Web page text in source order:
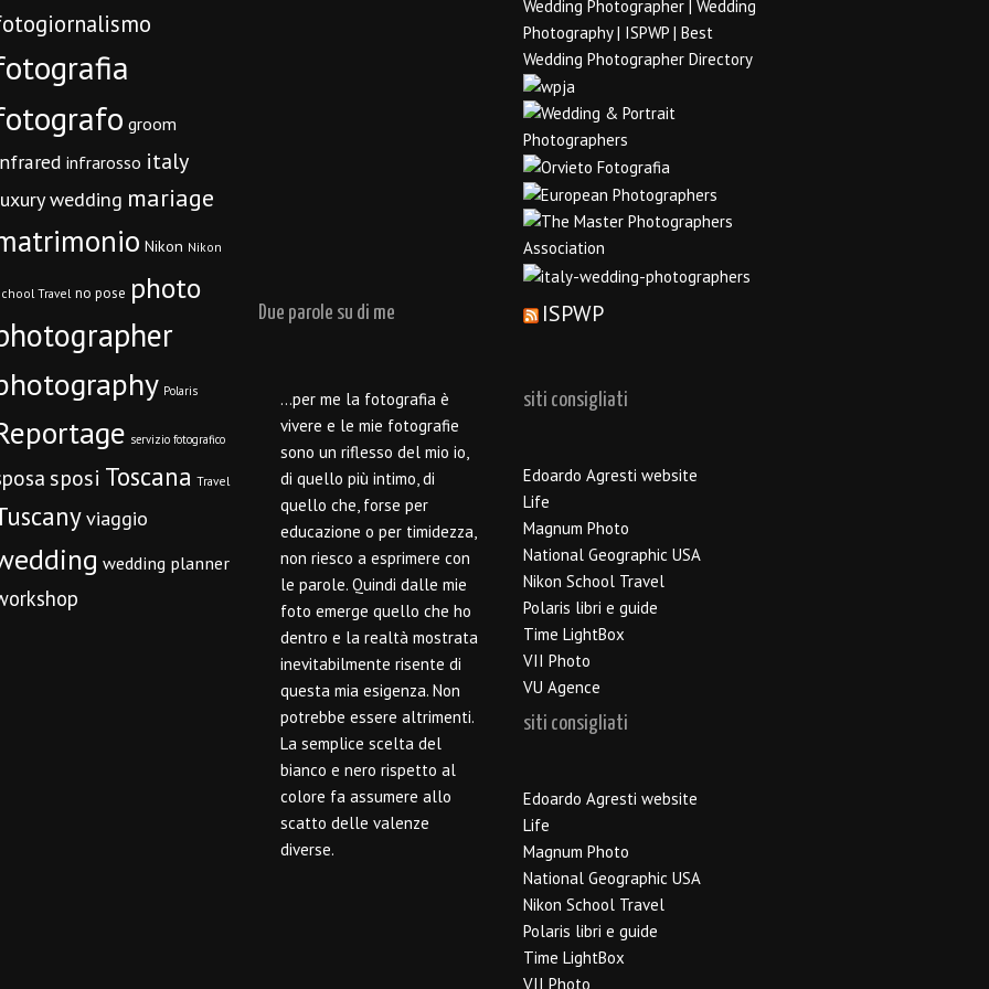
groom
infrarosso italy
wedding mariage
Nikon Nikon
Travel no pose photo
Polaris
servizio fotografico
sposi Toscana Travel
viaggio
wedding planner
Due parole su di me
…per me la fotografia è
vivere e le mie fotografie
sono un riflesso del mio io,
di quello più intimo, di
quello che, forse per
educazione o per timidezza,
non riesco a esprimere con
le parole. Quindi dalle mie
foto emerge quello che ho
dentro e la realtà mostrata
inevitabilmente risente di
questa mia esigenza. Non
potrebbe essere altrimenti.
La semplice scelta del
bianco e nero rispetto al
colore fa assumere allo
scatto delle valenze
diverse.
ISPWP
siti consigliati
Edoardo Agresti website
Life
Magnum Photo
National Geographic USA
Nikon School Travel
Polaris libri e guide
Time LightBox
VII Photo
VU Agence
siti consigliati
Edoardo Agresti website
Life
Magnum Photo
National Geographic USA
Nikon School Travel
Polaris libri e guide
Time LightBox
VII Photo